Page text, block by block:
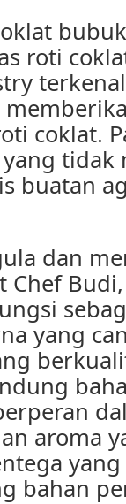
roti
coklat.
tidak
buatan
dan
yang
aroma
bahan